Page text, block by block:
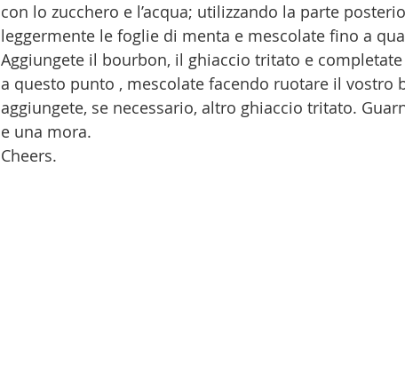
con lo zucchero e l’acqua; utilizzando la parte
leggermente le foglie di menta e mescolate fino a
Aggiungete il bourbon, il ghiaccio tritato e
a questo punto , mescolate facendo ruotare il
aggiungete, se necessario, altro ghiaccio tritato.
e una mora.
Cheers.